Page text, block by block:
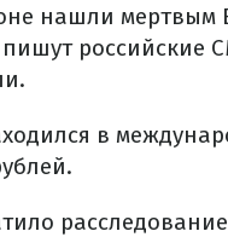
нашли
российские
в
расследование